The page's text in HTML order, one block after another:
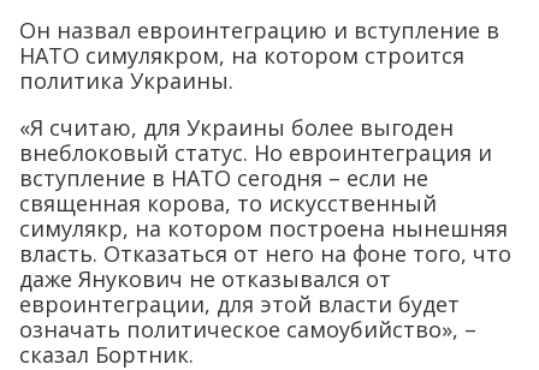
Он назвал евроинтеграцию и вступление в
НАТО симулякром, на котором строится
политика Украины.
«Я считаю, для Украины более выгоден
внеблоковый статус. Но евроинтеграция и
вступление в НАТО сегодня – если не
священная корова, то искусственный
симулякр, на котором построена нынешняя
власть. Отказаться от него на фоне того, что
даже Янукович не отказывался от
евроинтеграции, для этой власти будет
означать политическое самоубийство», –
сказал Бортник.